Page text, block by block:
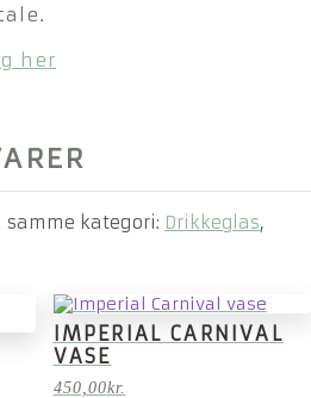
her
samme kategori: Drikkeglas,
IMPERIAL CARNIVAL
VASE
450,00kr.